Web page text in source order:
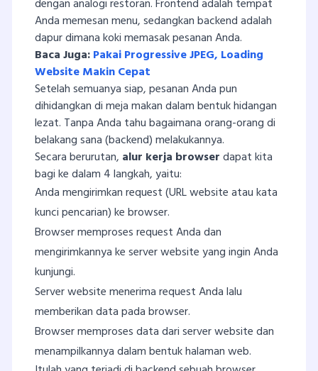
dengan analogi restoran. Frontend adalah tempat
Anda memesan menu, sedangkan backend adalah
dapur dimana koki memasak pesanan Anda.
Baca Juga:Pakai Progressive JPEG, Loading
Website Makin Cepat
Setelah semuanya siap, pesanan Anda pun
dihidangkan di meja makan dalam bentuk hidangan
lezat. Tanpa Anda tahu bagaimana orang-orang di
belakang sana (backend) melakukannya.
Secara berurutan, alur kerja browserdapat kita
bagi ke dalam 4 langkah, yaitu:
Anda mengirimkan request (URL website atau kata
kunci pencarian) ke browser.
Browser memproses request Anda dan
mengirimkannya ke server website yang ingin Anda
kunjungi.
Server website menerima request Anda lalu
memberikan data pada browser.
Browser memproses data dari server website dan
menampilkannya dalam bentuk halaman web.